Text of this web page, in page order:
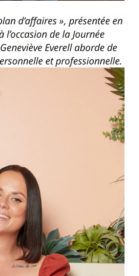
d’affaires », présentée en
de la Journée
Everell aborde de
et professionnelle.